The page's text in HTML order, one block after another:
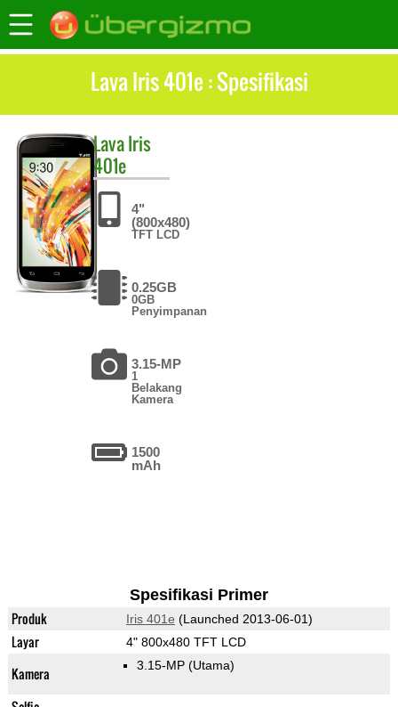
Lava Iris 401e : Spesifikasi
LavaIris
401e
4"
(800x480)
TFT LCD
0.25GB
0GB
Penyimpanan
3.15-MP
1
Belakang
Kamera
1500
mAh
Spesifikasi Primer
Produk Iris 401e (Launched 2013-06-01)
Layar 4" 800x480 TFT LCD
Kamera 3.15-MP (Utama)